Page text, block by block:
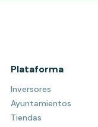
Plataforma
Inversores
Ayuntamientos
Tiendas